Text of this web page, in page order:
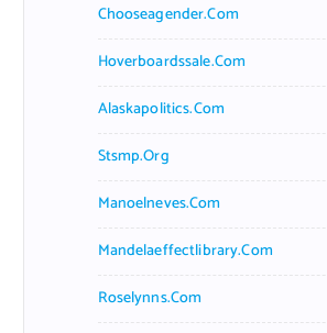
Chooseagender.com
Hoverboardssale.com
Alaskapolitics.com
Stsmp.org
Manoelneves.com
Mandelaeffectlibrary.com
Roselynns.com